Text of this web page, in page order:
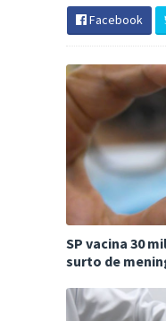
Facebook
SP vacina 30
surto de